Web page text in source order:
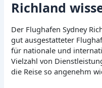
Richland
Der Flughafen Sydney
gut ausgestatteter
für nationale und
Vielzahl von
die Reise so angenehm